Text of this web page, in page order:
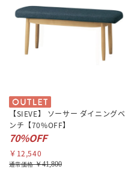
【SIEVE】 ソーサー ダイニングベ
ンチ【70%OFF】
70%OFF
￥12,540
通常価格￥41,800